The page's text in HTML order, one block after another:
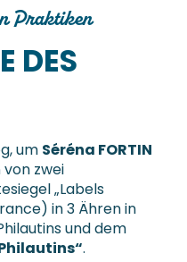
Praktiken
DES
um Séréna FORTIN
zwei
„Labels
in 3 Ähren in
und dem
.